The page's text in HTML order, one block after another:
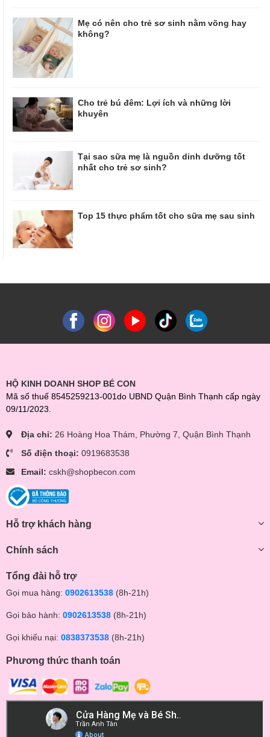
Mẹ có nên cho trẻ sơ sinh nằm võng hay
không?
Cho trẻ bú đêm: Lợi ích và những lời
khuyên
Tại sao sữa mẹ là nguồn dinh dưỡng tốt
nhất cho trẻ sơ sinh?
Top 15 thực phẩm tốt cho sữa mẹ sau sinh
HỘ KINH DOANH SHOP BÉ CON
Mã số thuế 8545259213-001do UBND Quận Bình Thạnh cấp ngày
09/11/2023.
Địa chỉ: 26 Hoàng Hoa Thám, Phường 7, Quận Bình Thạnh
Số điện thoại: 0919683538
Email: cskh@shopbecon.com
Hỗ trợ khách hàng
Chính sách
Tổng đài hỗ trợ
Gọi mua hàng: 0902613538 (8h-21h)
Gọi bảo hành: 0902613538 (8h-21h)
Gọi khiếu nại: 0838373538 (8h-21h)
Phương thức thanh toán